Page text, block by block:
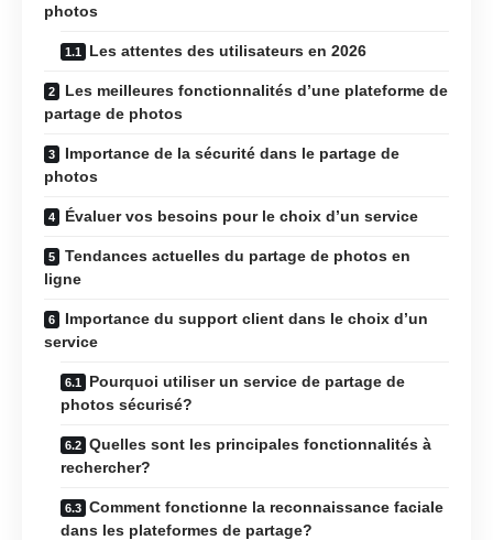
photos
Les attentes des utilisateurs en 2026
Les meilleures fonctionnalités d’une plateforme de
partage de photos
Importance de la sécurité dans le partage de
photos
Évaluer vos besoins pour le choix d’un service
Tendances actuelles du partage de photos en
ligne
Importance du support client dans le choix d’un
service
Pourquoi utiliser un service de partage de
photos sécurisé?
Quelles sont les principales fonctionnalités à
rechercher?
Comment fonctionne la reconnaissance faciale
dans les plateformes de partage?